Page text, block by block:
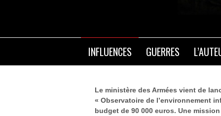
INFLUENCES GUERRES
Le ministère des Armées vient de
« Observatoire de l’environnement
budget de 90 000 euros. Une